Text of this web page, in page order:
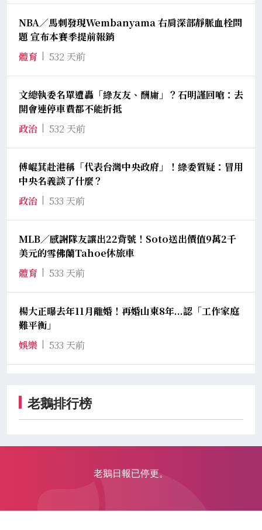
NBA／馬刺發現Wembanyama 右肩深部靜脈血栓問
題 宣布本賽季提前報銷
體育
532 天前
文總執委名單遭轟「綠友友、酬庸」？石明謹回嗆：去
開會連停車費都不能折抵
政治
532 天前
傅崐萁赴港稱「代表台灣中央政府」！綠委質疑：冒用
中央名義談了什麼？
政治
533 天前
MLB／感謝隊友讓出22背號！Soto送出價值9萬2千
美元的雪佛蘭Tahoe休旅車
體育
533 天前
楊大正曝去年11月離婚！再婚山東8年...認「工作家庭
難平衡」
娛樂
533 天前
老鵝排行榜
老鵝日報已停更。